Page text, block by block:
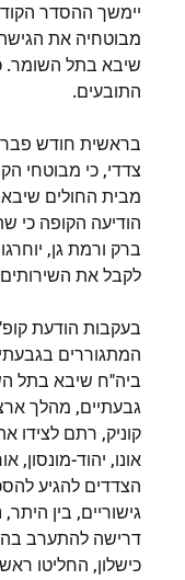
יימשך ההסדר
מבוטחיה את
שיבא בתל השומר.
התובעים.
בראשית חודש
צדדי, כי מבוטחי
מבית החולים
הודיעה הקופה כי
ברק ורמת גן,
לקבל את
בעקבות הודעת
המתגוררים
ביה"ח שיבא בתל
גבעתיים, מהלך
קוניק, רתם לצידו
אונו, יהוד-מונסון,
הצדדים להגיע
גישוריים, בין
דרישה להתערב
כישלון, החליטו